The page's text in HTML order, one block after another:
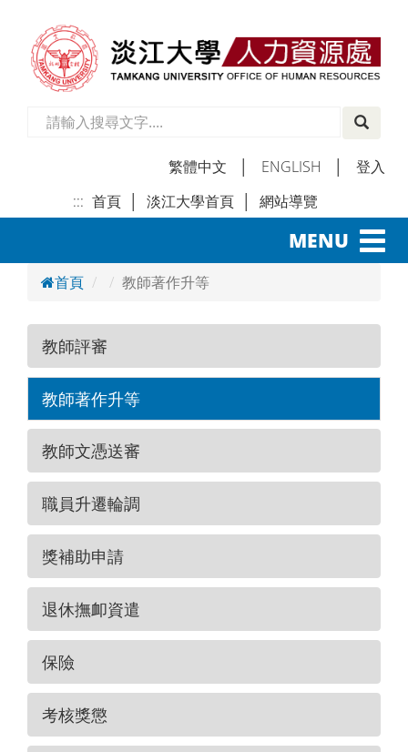
繁體中文 ENGLISH
登入
::: 首頁 淡江大學首頁 網站導覽
MENU
首頁 教師著作升等
教師評審
教師著作升等
教師文憑送審
職員升遷輪調
獎補助申請
退休撫卹資遣
保險
考核獎懲